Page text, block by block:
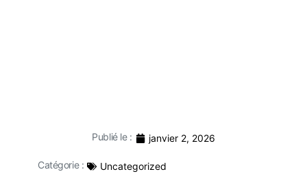
Publié le : janvier 2, 2026
Catégorie : Uncategorized